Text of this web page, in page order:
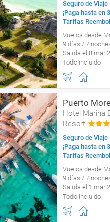
Seguro de
¡Paga hasta en
Tarifas
Vuelos desde
9 días / 7
Salida el 8 mar
Todo incluido
Puerto
Hotel Marina
Resort
Seguro de
¡Paga hasta en
Tarifas
Vuelos desde
9 días / 7
Salida el 1 mar
Todo incluido